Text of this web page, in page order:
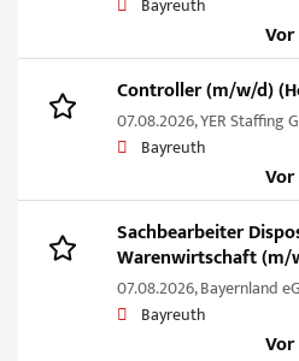
Bayreuth
Controller (m/w/d)
07.08.2026,YER Staffing
Bayreuth
Sachbearbeiter
Warenwirtschaft (m/
07.08.2026,Bayernland eG
Bayreuth